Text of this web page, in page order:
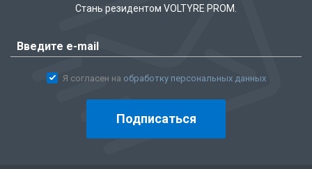
Стань резидентом VOLTYRE PROM.
Я согласен на обработку персональных данных
Подписаться